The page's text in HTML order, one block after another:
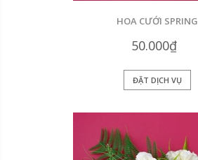
HOA CƯỚI SPRING
50.000₫
ĐẶT DỊCH VỤ